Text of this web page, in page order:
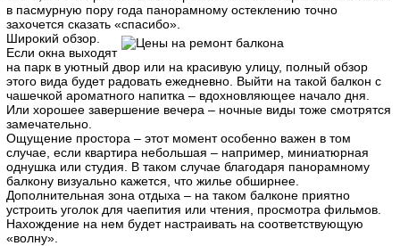
в пасмурную пору года панорамному остеклению точно
захочется сказать «спасибо».
Широкий обзор.
Если окна выходят
на парк в уютный двор или на красивую улицу, полный обзор
этого вида будет радовать ежедневно. Выйти на такой балкон с
чашечкой ароматного напитка – вдохновляющее начало дня.
Или хорошее завершение вечера – ночные виды тоже смотрятся
замечательно.
Ощущение простора – этот момент особенно важен в том
случае, если квартира небольшая – например, миниатюрная
однушка или студия. В таком случае благодаря панорамному
балкону визуально кажется, что жилье обширнее.
Дополнительная зона отдыха – на таком балконе приятно
устроить уголок для чаепития или чтения, просмотра фильмов.
Нахождение на нем будет настраивать на соответствующую
«волну».